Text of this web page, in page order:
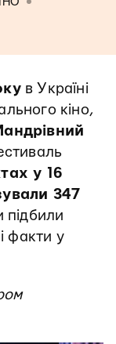
в Україні
кіно,
у 16
347
підбили
факти у